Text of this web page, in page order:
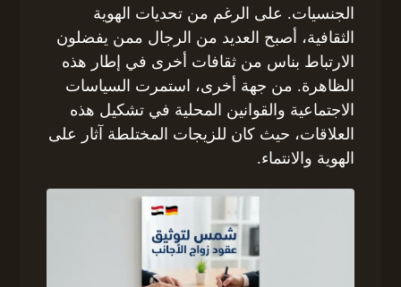
الجنسيات. على الرغم من تحديات الهوية
الثقافية، أصبح العديد من الرجال ممن يفضلون
الارتباط بناس من ثقافات أخرى في إطار هذه
الظاهرة. من جهة أخرى، استمرت السياسات
الاجتماعية والقوانين المحلية في تشكيل هذه
العلاقات، حيث كان للزيجات المختلطة آثار على
الهوية والانتماء.